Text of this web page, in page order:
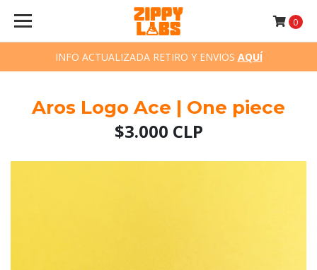
INFO ACTUALIZADA RETIRO Y ENVIOS AQUÍ
0
Aros Logo Ace | One piece
$3.000 CLP